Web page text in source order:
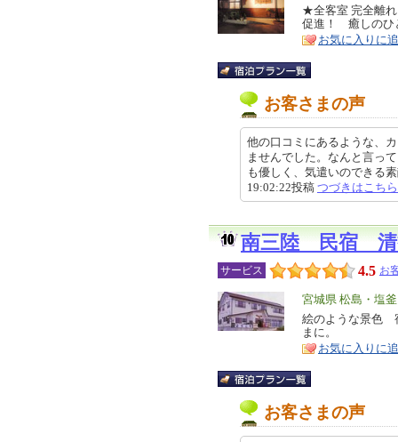
リ
ア
特
徴
★全客室 完全離
促進！ 癒しの
お気に入りに
お客さまの声
他の口コミにあるような、
ませんでした。なんと言っ
も優しく、気遣いのできる
19:02:22投稿 つづきはこちら
南三陸 民宿 清
サービス 4.5 お
エ
リ
ア
宮城県 松島・塩
特
徴
絵のような景色
まに。
お気に入りに
お客さまの声